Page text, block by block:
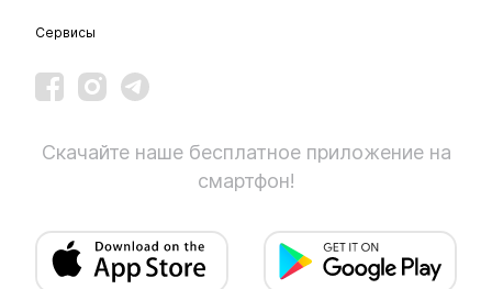
Сервисы
Скачайте наше бесплатное приложение на
смартфон!